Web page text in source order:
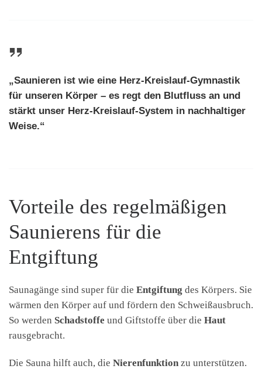
„Saunieren ist wie eine Herz-Kreislauf-Gymnastik
für unseren Körper – es regt den Blutfluss an und
stärkt unser Herz-Kreislauf-System in nachhaltiger
Weise.“
Vorteile des regelmäßigen
Saunierens für die
Entgiftung
Saunagänge sind super für die Entgiftung des Körpers. Sie
wärmen den Körper auf und fördern den Schweißausbruch.
So werden Schadstoffe und Giftstoffe über die Haut
rausgebracht.
Die Sauna hilft auch, die Nierenfunktion zu unterstützen.